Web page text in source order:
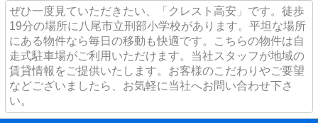
ぜひ一度見ていただきたい、「クレスト高安」です。徒歩
19分の場所に八尾市立刑部小学校があります。平坦な場所
にある物件なら毎日の移動も快適です。こちらの物件は自
走式駐車場がご利用いただけます。当社スタッフが地域の
賃貸情報をご提供いたします。お客様のこだわりやご要望
などございましたら、お気軽に当社へお問い合わせ下さ
い。